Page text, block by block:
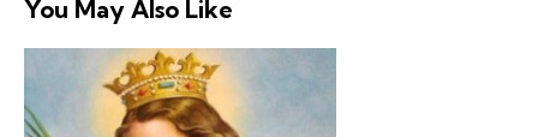
You May Also Like